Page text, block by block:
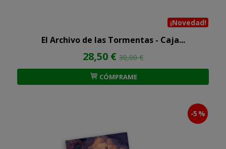
¡Novedad!
El Archivo de las Tormentas - Caja...
28,50 € 30,00 €
CÓMPRAME
-5 %